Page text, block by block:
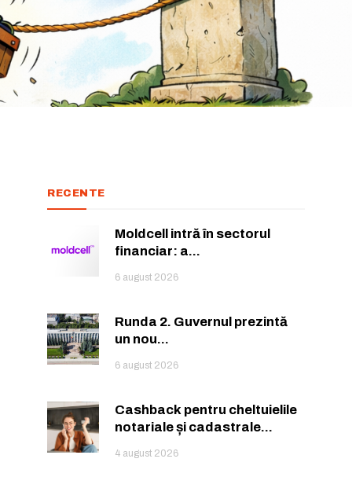
RECENTE
Moldcell intră în sectorul
financiar: a...
6 august 2026
Runda 2. Guvernul prezintă
un nou...
6 august 2026
Cashback pentru cheltuielile
notariale și cadastrale...
4 august 2026